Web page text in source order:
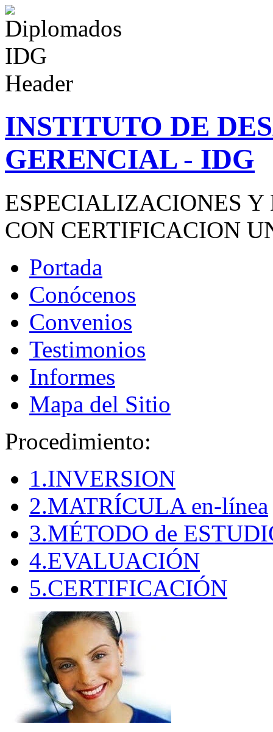
INSTITUTO DE
GERENCIAL - IDG
ESPECIALIZACIONES
CON CERTIFICACION
Portada
Conócenos
Convenios
Testimonios
Informes
Mapa del Sitio
Procedimiento:
1.INVERSION
2.MATRÍCULA en-línea
3.MÉTODO de
4.EVALUACIÓN
5.CERTIFICACIÓN